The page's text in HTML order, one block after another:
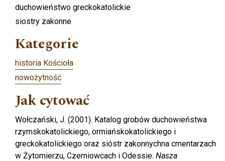
duchowieństwo greckokatolickie
siostry zakonne
Kategorie
historia Kościoła
nowożytność
Jak cytować
Wołczański, J. (2001). Katalog grobów duchowieństwa
rzymskokatolickiego, ormiańskokatolickiego i
greckokatolickiego oraz sióstr zakonnychna cmentarzach
w Żytomierzu, Czerniowcach i Odessie. Nasza